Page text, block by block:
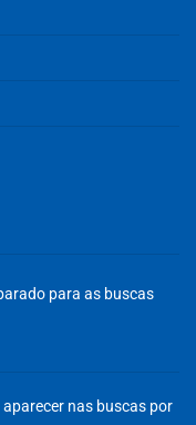
para as buscas
nas buscas por